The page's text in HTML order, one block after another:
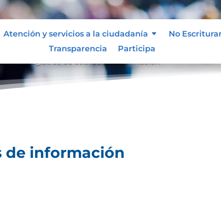
Atención y servicios a la ciudadanía
No
Transparencia
Participa
de información